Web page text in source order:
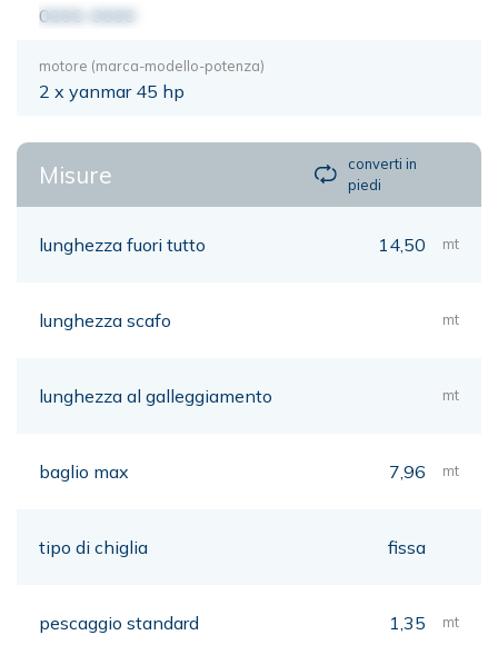
0000-0000
motore (marca-modello-potenza)
2 x yanmar 45 hp
Misure
converti in
piedi
lunghezza fuori tutto 14,50 mt
lunghezza scafo mt
lunghezza al galleggiamento mt
baglio max 7,96 mt
tipo di chiglia fissa
pescaggio standard 1,35 mt